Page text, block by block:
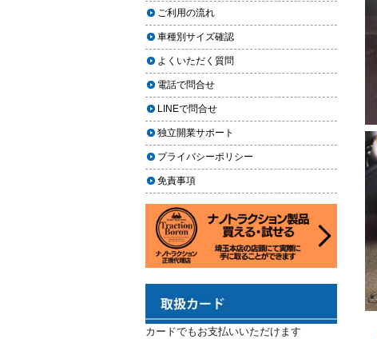
場｜イエローハット・オートバッ
クス・専門店を徹底比較【2026年
版】
【2026年版】イエローハットのカ
ーフィルム料金はいくら？施工内
容・相場・安くするコツ
車のヘッドライト交換のタイミン
グと費用
車のサスペンション交換の必要性
と費用
車のフロントガラス交換の料金相
場と作業手順
車のドアロック修理の料金と作業
2024.02.29
2024年3月14日・臨時休業のお知らせ
2023.12.21
年末年始の予定（2023年-2024年）
2023.11.26
年末に「車も大掃除」をしようキャ
ンペーン
2023.11.22
「＃埼玉」という埼玉県のお店や企
業を紹介するサイトで紹介されまし
た
2023.10.30
コーティングが無料で利用できるチ
ャンス！X（旧Twitter）キャンペーン
2023.10.21
秋田県の「能代ポータル」にて得洗
隊を紹介いただきました
ご利用の流れ
車種別サイズ確認
よくいただく質問
電話で問合せ
LINEで問合せ
独立開業サポート
プライバシーポリシー
免責事項
カードでもお支払いいただけます